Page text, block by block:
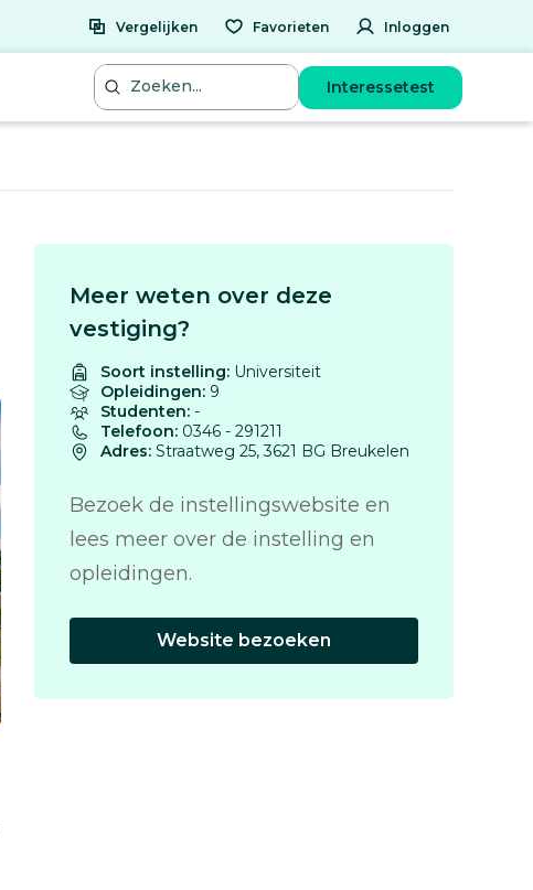
Vergelijken Favorieten Inloggen
Interessetest
Meer weten over deze
vestiging?
Soort instelling: Universiteit
Opleidingen: 9
Studenten: -
Telefoon: 0346 - 291211
Adres: Straatweg 25, 3621 BG Breukelen
Bezoek de instellingswebsite en
lees meer over de instelling en
opleidingen.
Website bezoeken